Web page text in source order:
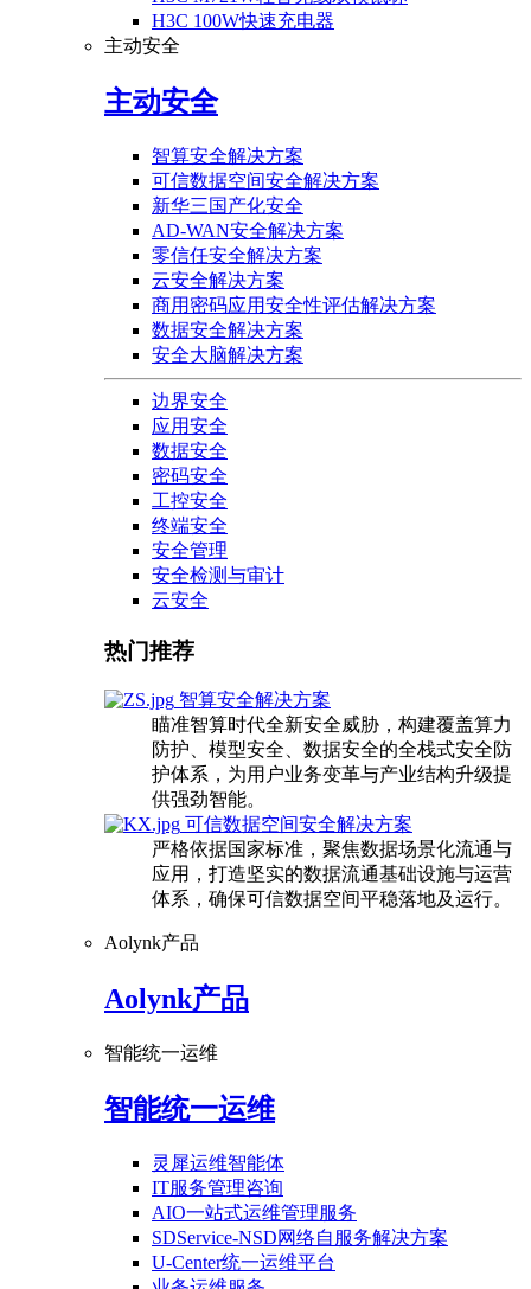
H3C 100W快速充电器
主动安全
主动安全
智算安全解决方案
可信数据空间安全解决方案
新华三国产化安全
AD-WAN安全解决方案
零信任安全解决方案
云安全解决方案
商用密码应用安全性评估解决方案
数据安全解决方案
安全大脑解决方案
边界安全
应用安全
数据安全
密码安全
工控安全
终端安全
安全管理
安全检测与审计
云安全
热门推荐
智算安全解决方案
瞄准智算时代全新安全威胁，构建覆盖算力
防护、模型安全、数据安全的全栈式安全防
护体系，为用户业务变革与产业结构升级提
供强劲智能。
可信数据空间安全解决方案
严格依据国家标准，聚焦数据场景化流通与
应用，打造坚实的数据流通基础设施与运营
体系，确保可信数据空间平稳落地及运行。
Aolynk产品
Aolynk产品
智能统一运维
智能统一运维
灵犀运维智能体
IT服务管理咨询
AIO一站式运维管理服务
SDService-NSD网络自服务解决方案
U-Center统一运维平台